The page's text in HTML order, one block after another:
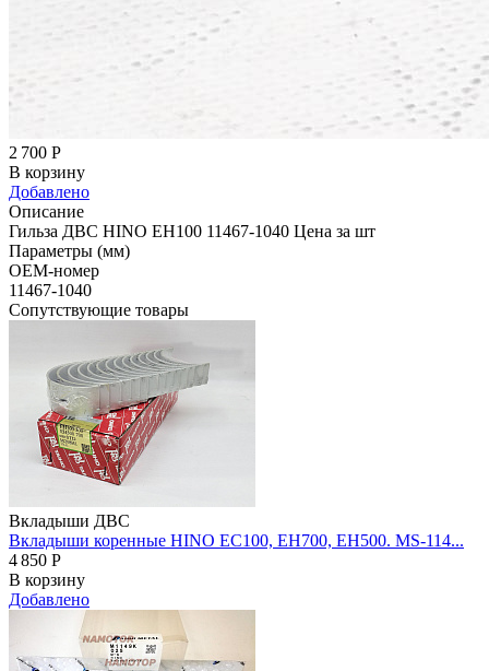
2 700 Р
В корзину
Добавлено
Описание
Гильза ДВС HINO EH100 11467-1040 Цена за шт
Параметры (мм)
OEM-номер
11467-1040
Сопутствующие товары
Вкладыши ДВС
Вкладыши коренные HINO EC100, EH700, EH500. MS-114...
4 850 Р
В корзину
Добавлено